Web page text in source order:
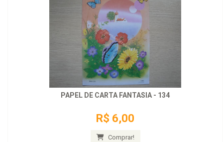
PAPEL DE CARTA FANTASIA - 134
R$ 6,00
Comprar!